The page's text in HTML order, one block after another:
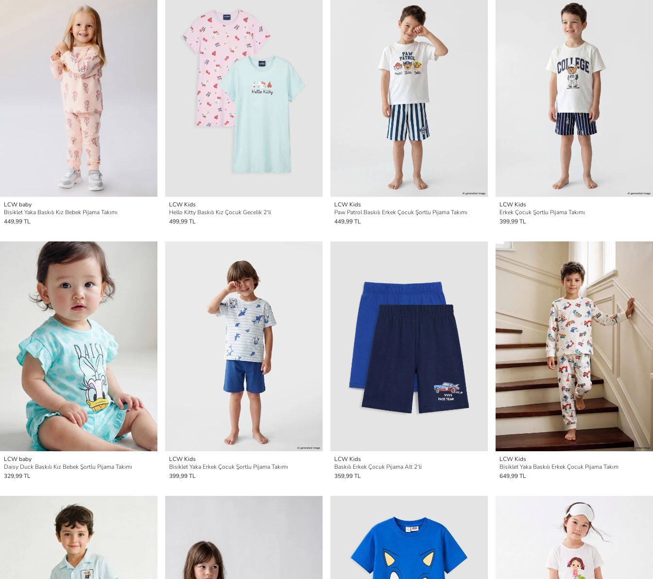
LCW baby
Bisiklet Yaka Baskılı Kız Bebek Pijama Takımı
449,99 TL
LCW Kids
Hello Kitty Baskılı Kız Çocuk Gecelik 2'li
499,99 TL
LCW Kids
Paw Patrol Baskılı Erkek Çocuk Şortlu Pijama Takımı
449,99 TL
LCW Kids
Erkek Çocuk Şortlu Pijama Takımı
399,99 TL
LCW baby
Daisy Duck Baskılı Kız Bebek Şortlu Pijama Takımı
329,99 TL
LCW Kids
Bisiklet Yaka Erkek Çocuk Şortlu Pijama Takımı
399,99 TL
LCW Kids
Baskılı Erkek Çocuk Pijama Alt 2'li
359,99 TL
LCW Kids
Bisiklet Yaka Baskılı Erkek Çocuk Pijama Takım
649,99 TL